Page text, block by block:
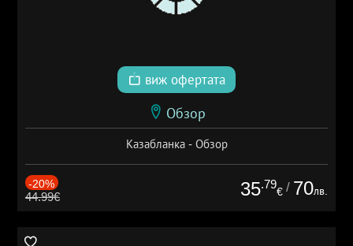
виж офертата
Обзор
Казабланка - Обзор
-20%
44.99€ 35.79
€ / 70лв.